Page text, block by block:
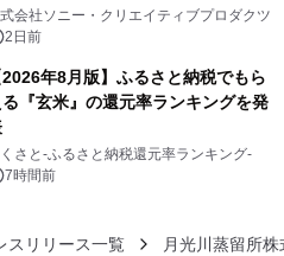
ボレーション サウナイキタイコラ
ッズも発売決定！
会社ソニー・クリエイティブプロダクツ
2日前
2026年8月版】ふるさと納税でもら
る『玄米』の還元率ランキングを発
さと-ふるさと納税還元率ランキング-
7時間前
スリリース一覧 月光川蒸留所株